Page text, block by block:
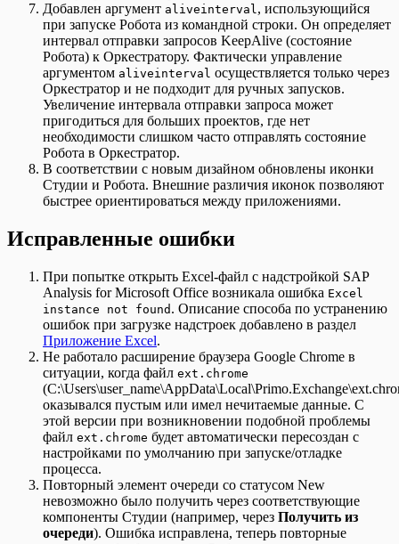
Добавлен аргумент aliveinterval, использующийся
при запуске Робота из командной строки. Он определяет
интервал отправки запросов KeepAlive (состояние
Робота) к Оркестратору. Фактически управление
аргументом aliveinterval осуществляется только через
Оркестратор и не подходит для ручных запусков.
Увеличение интервала отправки запроса может
пригодиться для больших проектов, где нет
необходимости слишком часто отправлять состояние
Робота в Оркестратор.
В соответствии с новым дизайном обновлены иконки
Студии и Робота. Внешние различия иконок позволяют
быстрее ориентироваться между приложениями.
Исправленные ошибки
При попытке открыть Excel-файл с надстройкой SAP
Analysis for Microsoft Office возникала ошибка Excel
instance not found . Описание способа по устранению
ошибок при загрузке надстроек добавлено в раздел
Приложение Excel.
Не работало расширение браузера Google Chrome в
ситуации, когда файл ext.chrome
оказывался пустым или имел нечитаемые данные. С
этой версии при возникновении подобной проблемы
файл ext.chrome будет автоматически пересоздан с
настройками по умолчанию при запуске/отладке
процесса.
Повторный элемент очереди со статусом New
невозможно было получить через соответствующие
компоненты Студии (например, через Получить из
очереди). Ошибка исправлена, теперь повторные